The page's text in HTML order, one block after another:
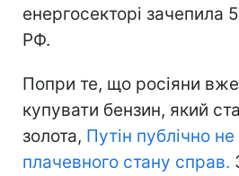
енергосекторі зачепила
РФ.
Попри те, що росіяни
купувати бензин, який
золота, Путін публічно
плачевного стану справ.